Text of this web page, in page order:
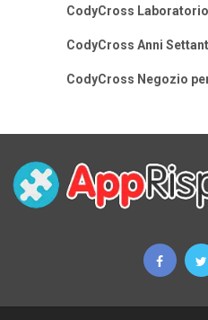
CodyCross Laboratorio
CodyCross Anni
CodyCross Negozio